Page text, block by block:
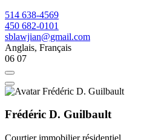
514 638-4569
450 682-0101
sblawjian@gmail.com
Anglais, Français
06 07
Frédéric D. Guilbault